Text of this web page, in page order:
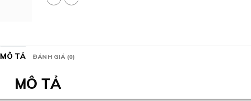
MÔ TẢ ĐÁNH GIÁ (0)
MÔ TẢ